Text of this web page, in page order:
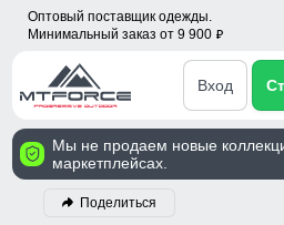
Оптовый поставщик одежды.
Минимальный заказ от 9 900 p
Вход
Мы не продаем новые
маркетплейсах.
Поделиться